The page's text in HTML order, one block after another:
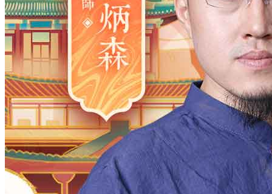
2028
2027 2026 2025 2024
2023
2022
2021 2020 2019 2018
2015
2014 2013 2012 2011
2009
2008 2007 2006 2005
2003
2002
2001 2000 1999 1998
1997
1995 1994 1993 1991
1990
1989
1988 1987 1986 1985
1984
1983
1982 1981 1980 1979 1978
1977
1976
1975 1974 1973 1972
1971
1969 1968 1967 1966 1965
1964
1963
1962 1961 1960 1959
1958
1957
1956 1955 1953 1952
1951
1950
1949 1948 1947
1944
1943 1942 1941 1940 1939
1938
1937
1936 1935 1934 1933
1932
1931
1930 1928 1927 1926